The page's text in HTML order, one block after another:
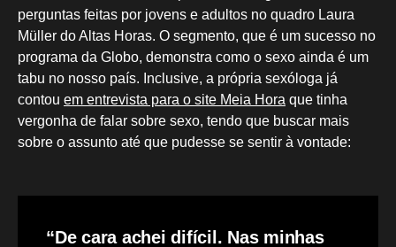
perguntas feitas por jovens e adultos no quadro Laura
Müller do Altas Horas. O segmento, que é um sucesso no
programa da Globo, demonstra como o sexo ainda é um
tabu no nosso país. Inclusive, a própria sexóloga já
contou em entrevista para o site Meia Hora que tinha
vergonha de falar sobre sexo, tendo que buscar mais
sobre o assunto até que pudesse se sentir à vontade:
“De cara achei difícil. Nas minhas